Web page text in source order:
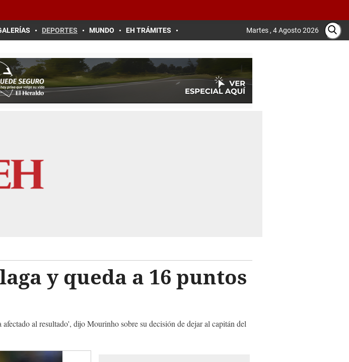
DEPORTES MUNDO EH TRÁMITES Martes , 4 Agosto 2026
y queda a 16 puntos
al resultado', dijo Mourinho sobre su decisión de dejar al capitán del